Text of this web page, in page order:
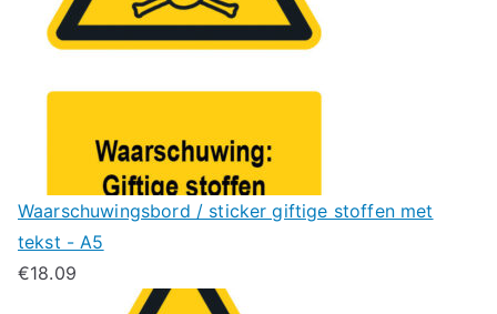
Waarschuwingsbord / sticker giftige stoffen met
tekst - A5
€18.09